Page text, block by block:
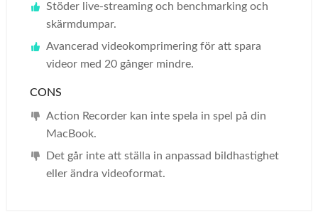
Stöder live-streaming och benchmarking och
skärmdumpar.
Avancerad videokomprimering för att spara
videor med 20 gånger mindre.
CONS
Action Recorder kan inte spela in spel på din
MacBook.
Det går inte att ställa in anpassad bildhastighet
eller ändra videoformat.